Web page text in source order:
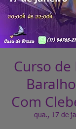
Curso de
Com
qua., 17 de